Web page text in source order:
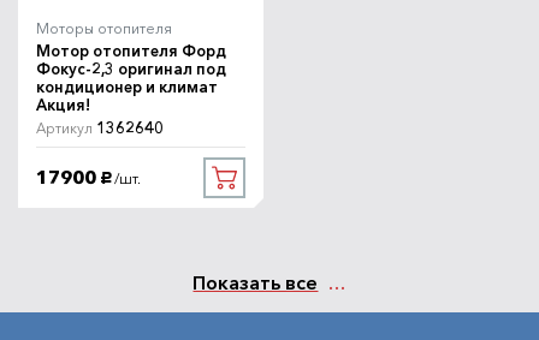
Моторы отопителя
Мотор отопителя Форд
Фокус-2,3 оригинал под
кондиционер и климат
Акция!
Артикул 1362640
17900 руб. /шт.
Показать все